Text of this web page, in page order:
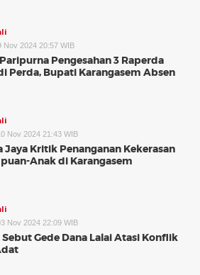
Nov 2024 20:57 WIB
Pengesahan 3 Raperda
Perda, Bupati Karangasem Absen
Nov 2024 21:43 WIB
Jaya Kritik Penanganan Kekerasan
Anak di Karangasem
Nov 2024 22:09 WIB
Gede Dana Lalai Atasi Konflik